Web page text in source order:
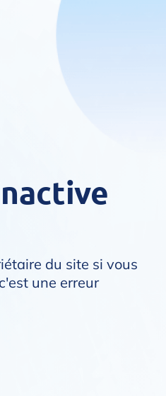
du site si vous
une erreur